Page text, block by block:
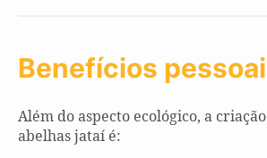
Benefícios
Além do aspecto ecológico, a
abelhas jataí é: